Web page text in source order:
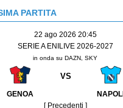
PARTITA
22 ago 2026 20:45
SERIE A ENILIVE 2026-2027
in onda su DAZN, SKY
VS
GENOA
NAPOLI
[ Precedenti ]